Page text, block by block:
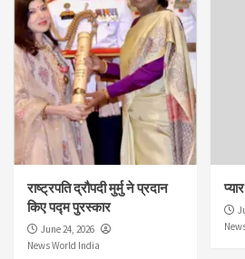
राष्ट्रपति द्रौपदी मुर्मु ने प्रदान
किए पद्म पुरस्कार
June 24, 2026
News World India